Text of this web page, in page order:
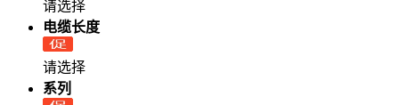
请选择
电缆长度
请选择
系列